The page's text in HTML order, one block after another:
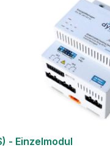
- Einzelmodul